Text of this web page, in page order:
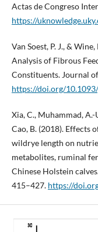
Actas de Congreso
https://
Van Soest, P. J., &
Analysis of Fibrous
Constituents. Journal
https://doi.org/
Xia, C., Muhammad, A.-
Cao, B. (2018). Effects
wildrye length on
metabolites, ruminal
Chinese Holstein
415–427. https://